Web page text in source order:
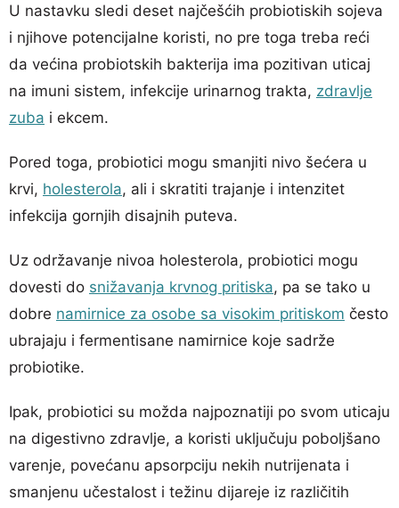
U nastavku sledi deset najčešćih probiotiskih sojeva
i njihove potencijalne koristi, no pre toga treba reći
da većina probiotskih bakterija ima pozitivan uticaj
na imuni sistem, infekcije urinarnog trakta, zdravlje
zuba i ekcem.
Pored toga, probiotici mogu smanjiti nivo šećera u
krvi, holesterola, ali i skratiti trajanje i intenzitet
infekcija gornjih disajnih puteva.
Uz održavanje nivoa holesterola, probiotici mogu
dovesti do snižavanja krvnog pritiska, pa se tako u
dobre namirnice za osobe sa visokim pritiskom često
ubrajaju i fermentisane namirnice koje sadrže
probiotike.
Ipak, probiotici su možda najpoznatiji po svom uticaju
na digestivno zdravlje, a koristi uključuju poboljšano
varenje, povećanu apsorpciju nekih nutrijenata i
smanjenu učestalost i težinu dijareje iz različitih